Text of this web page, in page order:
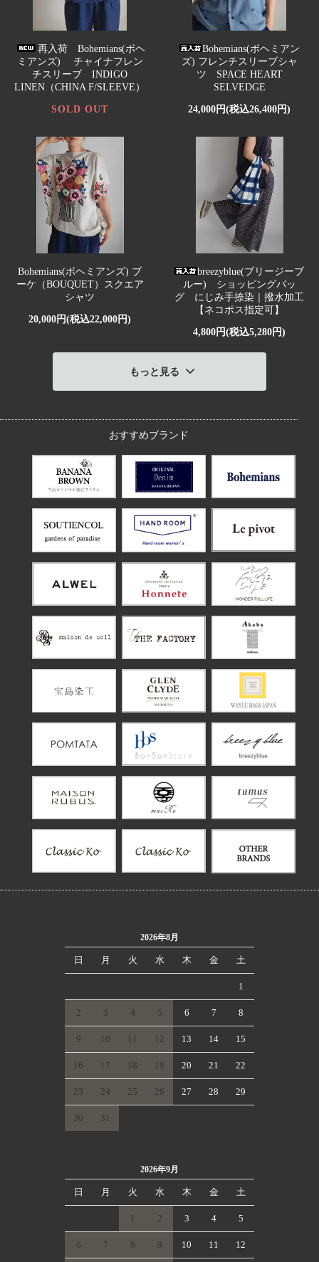
再入荷 Bohemians(ボヘ
ミアンズ) チャイナフレン
チスリーブ INDIGO
LINEN（CHINA F/SLEEVE）
SOLD OUT
Bohemians(ボヘミアン
ズ) フレンチスリーブシャ
ツ SPACE HEART
SELVEDGE
24,000円(税込26,400円)
Bohemians(ボヘミアンズ) ブ
ーケ（BOUQUET）スクエア
シャツ
20,000円(税込22,000円)
breezyblue(ブリージーブ
ルー) ショッピングバッ
グ にじみ手捺染｜撥水加工
【ネコポス指定可】
4,800円(税込5,280円)
もっと見る
おすすめブランド
2026年8月
日 月 火 水 木 金 土
1
2 3 4 5 6 7 8
9 10 11 12 13 14 15
16 17 18 19 20 21 22
23 24 25 26 27 28 29
30 31
2026年9月
日 月 火 水 木 金 土
1 2 3 4 5
6 7 8 9 10 11 12